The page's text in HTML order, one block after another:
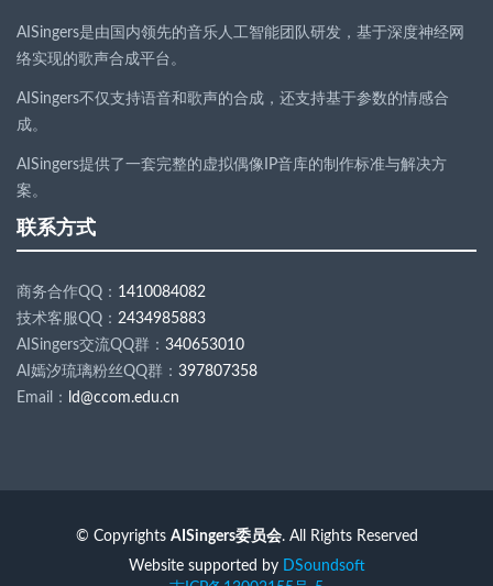
AISingers是由国内领先的音乐人工智能团队研发，基于深度神经网
络实现的歌声合成平台。
AISingers不仅支持语音和歌声的合成，还支持基于参数的情感合
成。
AISingers提供了一套完整的虚拟偶像IP音库的制作标准与解决方
案。
联系方式
商务合作QQ： 1410084082
技术客服QQ： 2434985883
AISingers交流QQ群： 340653010
AI嫣汐琉璃粉丝QQ群： 397807358
Email：
ld@ccom.edu.cn
© Copyrights AISingers委员会. All Rights Reserved
Website supported by DSoundsoft